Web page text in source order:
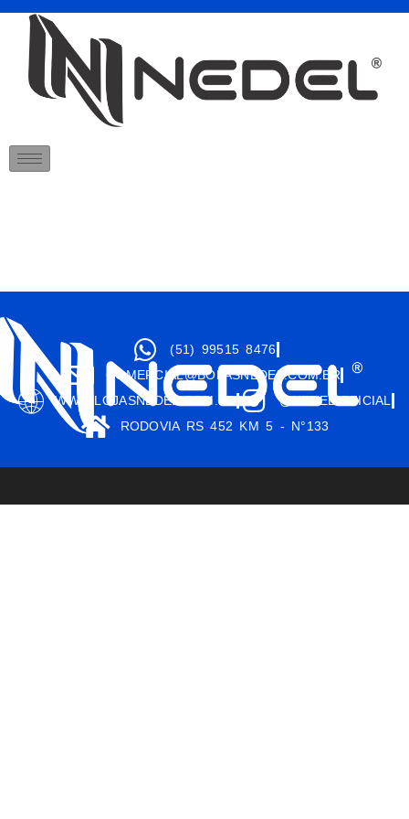
(51) 99515 8476
COMERCIAL@BOLASNEDEL.COM.BR
WWW.LOJASNEDEL.COM.BR
@NEDEL.OFICIAL
RODOVIA RS 452 KM 5 - N°133